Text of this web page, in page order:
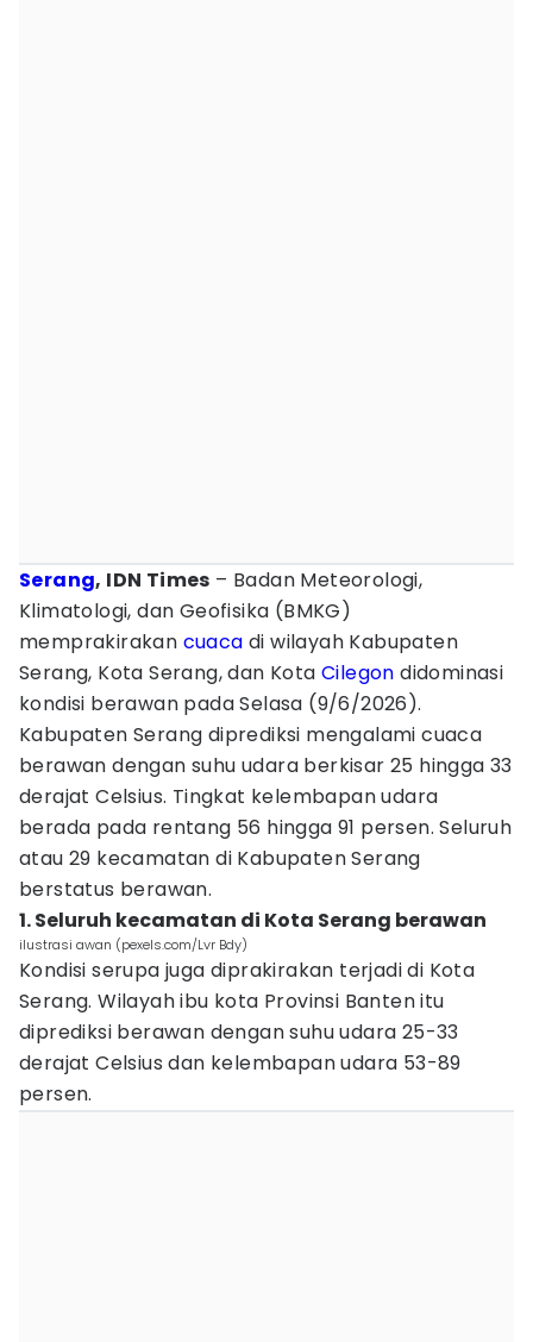
Serang, IDN Times – Badan Meteorologi,
Klimatologi, dan Geofisika (BMKG)
memprakirakan cuaca di wilayah Kabupaten
Serang, Kota Serang, dan Kota Cilegon didominasi
kondisi berawan pada Selasa (9/6/2026).
Kabupaten Serang diprediksi mengalami cuaca
berawan dengan suhu udara berkisar 25 hingga 33
derajat Celsius. Tingkat kelembapan udara
berada pada rentang 56 hingga 91 persen. Seluruh
atau 29 kecamatan di Kabupaten Serang
berstatus berawan.
1. Seluruh kecamatan di Kota Serang berawan
ilustrasi awan (pexels.com/Lvr Bdy)
Kondisi serupa juga diprakirakan terjadi di Kota
Serang. Wilayah ibu kota Provinsi Banten itu
diprediksi berawan dengan suhu udara 25-33
derajat Celsius dan kelembapan udara 53-89
persen.